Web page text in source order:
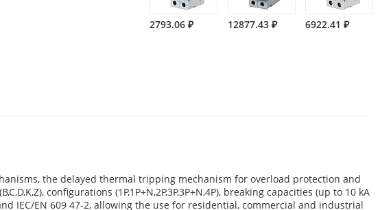
2793.06 ₽ 12877.43 ₽ 6922.41 ₽
the delayed thermal tripping mechanism for overload protection and
configurations (1P,1P+N,2P,3P,3P+N,4P), breaking capacities (up to 10 kA
IEC/EN 609 47-2, allowing the use for residential, commercial and industrial